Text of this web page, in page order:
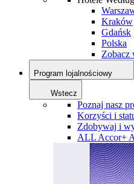
Kraków
Gdańsk
Polska
Zobacz
Program lojalnościowy
Wstecz
Poznaj nasz
Korzyści i
Zdobywaj i
ALL Accor+